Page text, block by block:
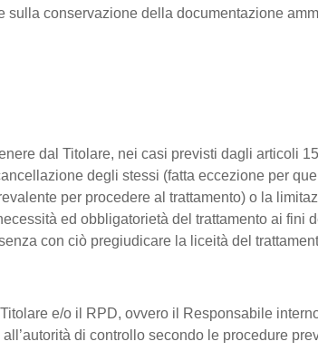
sulla conservazione della documentazione
dal Titolare, nei casi previsti dagli
degli stessi (fatta eccezione per
per procedere al trattamento) o la
ed obbligatorietà del trattamento ai fini
con ciò pregiudicare la liceità del
e/o il RPD, ovvero il Responsabile
di controllo secondo le procedure